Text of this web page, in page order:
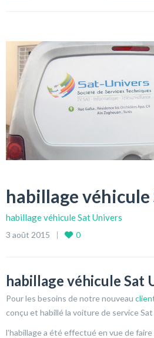
habillage
habillage véhicule Sat Univers
3 août 2015 0
habillage véhicule Sat
Pour les besoins de notre nouveau
conçu et habillé la voiture de service
l’habillage a été effectué en vue de